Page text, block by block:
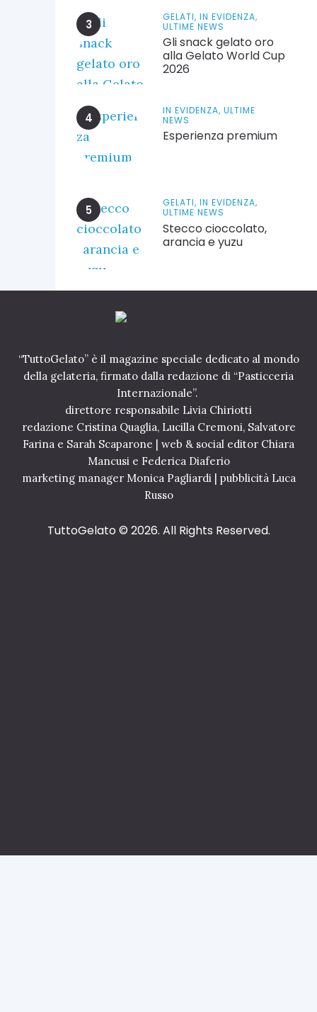
GELATI, IN EVIDENZA,
ULTIME NEWS
Gli snack gelato oro
alla Gelato World Cup
2026
IN EVIDENZA, ULTIME
NEWS
Esperienza premium
GELATI, IN EVIDENZA,
ULTIME NEWS
Stecco cioccolato,
arancia e yuzu
“TuttoGelato” è il magazine speciale dedicato al mondo
della gelateria, firmato dalla redazione di “Pasticceria
Internazionale”.
direttore responsabile Livia Chiriotti
redazione Cristina Quaglia, Lucilla Cremoni, Salvatore
Farina e Sarah Scaparone | web & social editor Chiara
Mancusi e Federica Diaferio
marketing manager Monica Pagliardi | pubblicità Luca
Russo
TuttoGelato © 2026. All Rights Reserved.